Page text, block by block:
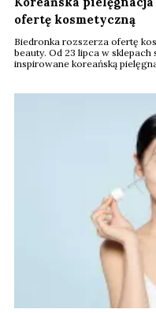
ofertę kosmetyczną
Biedronka rozszerza ofertę
beauty. Od 23 lipca w
inspirowane koreańską
branży beauty.